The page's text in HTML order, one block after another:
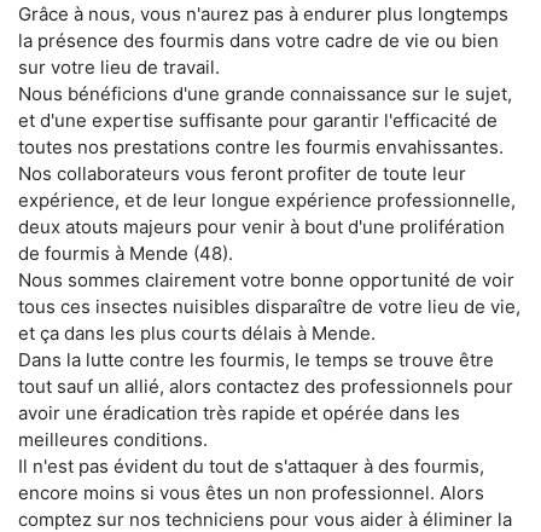
Grâce à nous, vous n'aurez pas à endurer plus longtemps
la présence des fourmis dans votre cadre de vie ou bien
sur votre lieu de travail.
Nous bénéficions d'une grande connaissance sur le sujet,
et d'une expertise suffisante pour garantir l'efficacité de
toutes nos prestations contre les fourmis envahissantes.
Nos collaborateurs vous feront profiter de toute leur
expérience, et de leur longue expérience professionnelle,
deux atouts majeurs pour venir à bout d'une prolifération
de fourmis à Mende (48).
Nous sommes clairement votre bonne opportunité de voir
tous ces insectes nuisibles disparaître de votre lieu de vie,
et ça dans les plus courts délais à Mende.
Dans la lutte contre les fourmis, le temps se trouve être
tout sauf un allié, alors contactez des professionnels pour
avoir une éradication très rapide et opérée dans les
meilleures conditions.
Il n'est pas évident du tout de s'attaquer à des fourmis,
encore moins si vous êtes un non professionnel. Alors
comptez sur nos techniciens pour vous aider à éliminer la